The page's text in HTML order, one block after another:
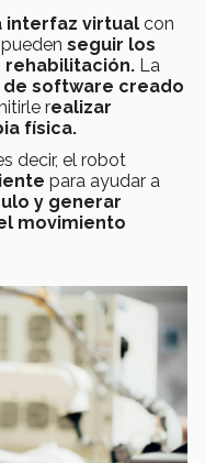
interfaz virtual con
pueden seguir los
rehabilitación. La
software creado
realizar
física.
decir, el robot
para ayudar a
y generar
movimiento